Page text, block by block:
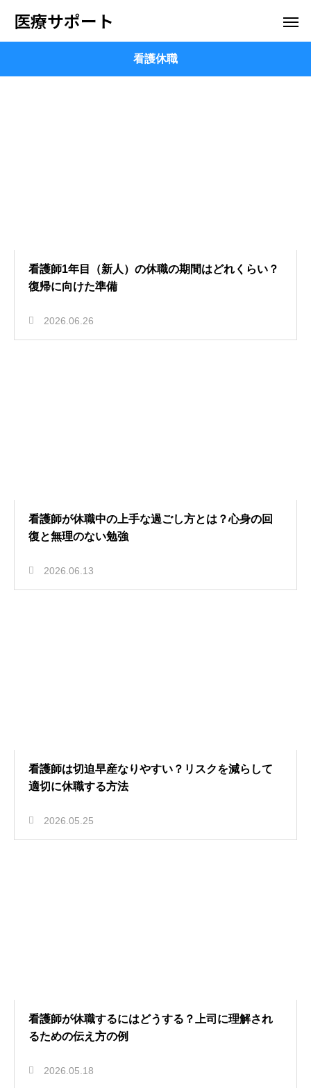
医療サポート
看護休職
看護師1年目（新人）の休職の期間はどれくらい？
復帰に向けた準備
2026.06.26
看護師が休職中の上手な過ごし方とは？心身の回
復と無理のない勉強
2026.06.13
看護師は切迫早産なりやすい？リスクを減らして
適切に休職する方法
2026.05.25
看護師が休職するにはどうする？上司に理解され
るための伝え方の例
2026.05.18